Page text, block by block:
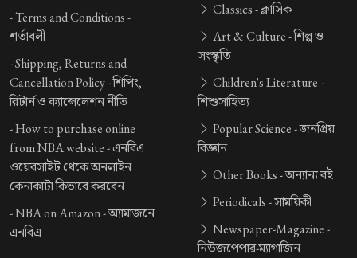
-Terms and Conditions -
শর্তাবলী
-Shipping, Returns and
Cancellation Policy -শিপিং,
রিটার্ন ও ক্যান্সেলেশন নীতি
-How to purchase online
from NBA website -এনবিএ
ওয়েবসাইট থেকে অনলাইন
কেনাকাটা কিভাবে করবেন
-NBA on Amazon -অ্যামাজনে
এনবিএ
Classics -ক্লাসিক
Art & Culture -শিল্প ও
সংস্কৃতি
Children's Literature -
শিশুসাহিত্য
Popular Science -জনপ্রিয়
বিজ্ঞান
Other Books -অন্যান্য বই
Periodicals -সাময়িকী
Newspaper-Magazine -
নিউজপেপার-ম্যাগাজিন